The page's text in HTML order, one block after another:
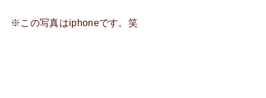
※この写真はiphoneです。笑